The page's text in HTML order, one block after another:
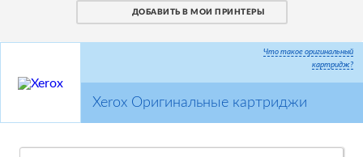
ДОБАВИТЬ В МОИ ПРИНТЕРЫ
Что такое оригинальный
картридж?
Xerox Оригинальные картриджи